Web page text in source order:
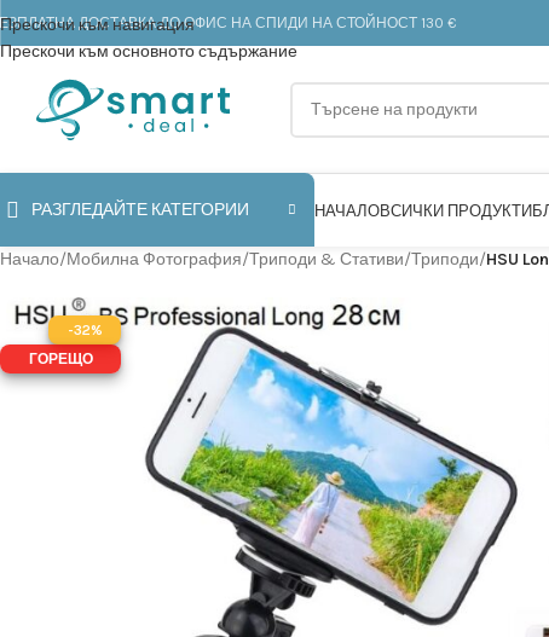
Прескочи към навигация
Прескочи към основното съдържание
ДОСТАВКА ДО ОФИС НА СПИДИ НА СТОЙНОСТ 130 €
РАЗГЛЕДАЙТЕ КАТЕГОРИИ НАЧАЛОВСИЧКИ ПРОДУКТИ
Начало/Мобилна Фотография/Триподи & Стативи/Триподи/HSU
-32%
ГОРЕЩО